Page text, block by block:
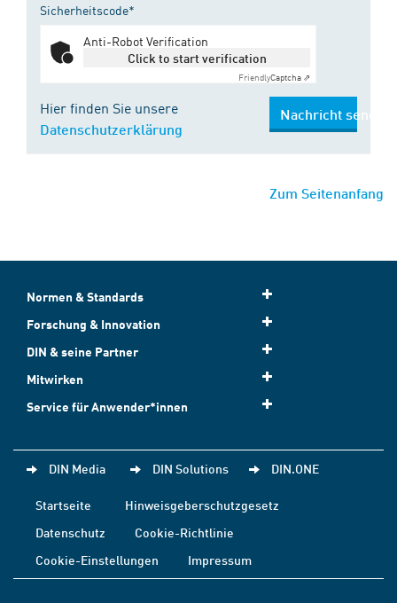
Sicherheitscode*
Anti-Robot Verification
Click to start verification
FriendlyCaptcha ⇗
Hier finden Sie unsere
Datenschutzerklärung
Nachricht senden
Zum Seitenanfang
Normen & Standards
Forschung & Innovation
DIN & seine Partner
Mitwirken
Service für Anwender*innen
DIN Media DIN Solutions DIN.ONE
Startseite
Hinweisgeberschutzgesetz
Datenschutz
Cookie-Richtlinie
Cookie-Einstellungen
Impressum